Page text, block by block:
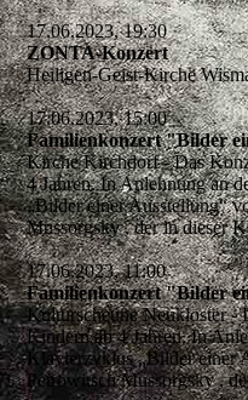
17.06.2023, 19:30
ZONTA-Konzert
Heiligen-Geist-Kirche
17.06.2023, 15:00
Familienkonzert "Bilder
Kirche Kirchdorf - Das
4 Jahren. In Anlehnung an
„Bilder einer Ausstellung“
Mussorgsky , der in dieser
17.06.2023, 11:00
Familienkonzert "Bilder
Kulturscheune Neukloster -
Kindern ab 4 Jahren. In
Klavierzyklus „Bilder einer
Petrowitsch Mussorgsky ,